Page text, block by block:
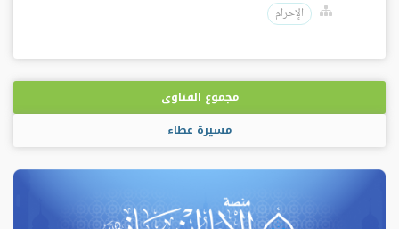
الإحرام
مجموع الفتاوى
مسيرة عطاء